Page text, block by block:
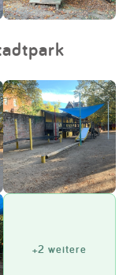
+2 weitere